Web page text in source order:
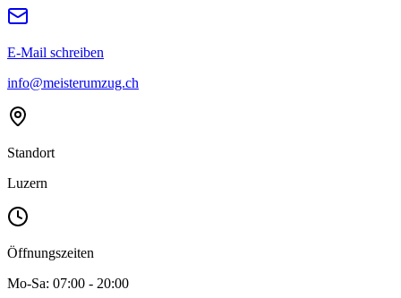
E-Mail schreiben
info@meisterumzug.ch
Standort
Luzern
Öffnungszeiten
Mo-Sa: 07:00 - 20:00